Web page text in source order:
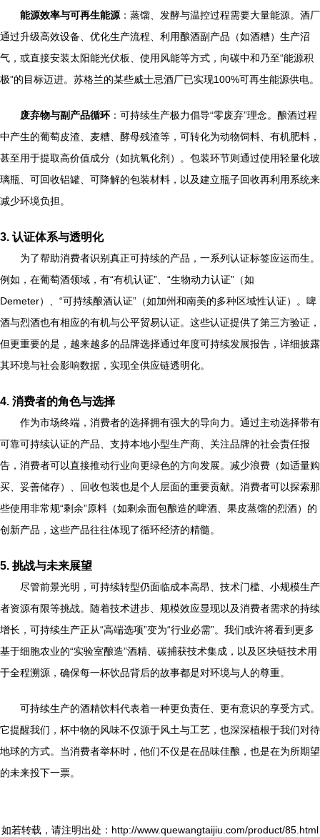
能源效率与可再生能源 ：蒸馏、发酵与温控过程需要大量能源。酒厂
通过升级高效设备、优化生产流程、利用酿酒副产品（如酒糟）生产沼
气，或直接安装太阳能光伏板、使用风能等方式，向碳中和乃至“能源积
极”的目标迈进。苏格兰的某些威士忌酒厂已实现100%可再生能源供电。
废弃物与副产品循环：可持续生产极力倡导“零废弃”理念。酿酒过程
中产生的葡萄皮渣、麦糟、酵母残渣等，可转化为动物饲料、有机肥料，
甚至用于提取高价值成分（如抗氧化剂）。包装环节则通过使用轻量化玻
璃瓶、可回收铝罐、可降解的包装材料，以及建立瓶子回收再利用系统来
减少环境负担。
3. 认证体系与透明化
为了帮助消费者识别真正可持续的产品，一系列认证标签应运而生。
例如，在葡萄酒领域，有“有机认证”、“生物动力认证”（如
Demeter）、“可持续酿酒认证”（如加州和南美的多种区域性认证）。啤
酒与烈酒也有相应的有机与公平贸易认证。这些认证提供了第三方验证，
但更重要的是，越来越多的品牌选择通过年度可持续发展报告，详细披露
其环境与社会影响数据，实现全供应链透明化。
4. 消费者的角色与选择
作为市场终端，消费者的选择拥有强大的导向力。通过主动选择带有
可靠可持续认证的产品、支持本地小型生产商、关注品牌的社会责任报
告，消费者可以直接推动行业向更绿色的方向发展。减少浪费（如适量购
买、妥善储存）、回收包装也是个人层面的重要贡献。消费者可以探索那
些使用非常规“剩余”原料（如剩余面包酿造的啤酒、果皮蒸馏的烈酒）的
创新产品，这些产品往往体现了循环经济的精髓。
5. 挑战与未来展望
尽管前景光明，可持续转型仍面临成本高昂、技术门槛、小规模生产
者资源有限等挑战。随着技术进步、规模效应显现以及消费者需求的持续
增长，可持续生产正从“高端选项”变为“行业必需”。我们或许将看到更多
基于细胞农业的“实验室酿造”酒精、碳捕获技术集成，以及区块链技术用
于全程溯源，确保每一杯饮品背后的故事都是对环境与人的尊重。
可持续生产的酒精饮料代表着一种更负责任、更有意识的享受方式。
它提醒我们，杯中物的风味不仅源于风土与工艺，也深深植根于我们对待
地球的方式。当消费者举杯时，他们不仅是在品味佳酿，也是在为所期望
的未来投下一票。
如若转载，请注明出处：http://www.quewangtaijiu.com/product/85.html